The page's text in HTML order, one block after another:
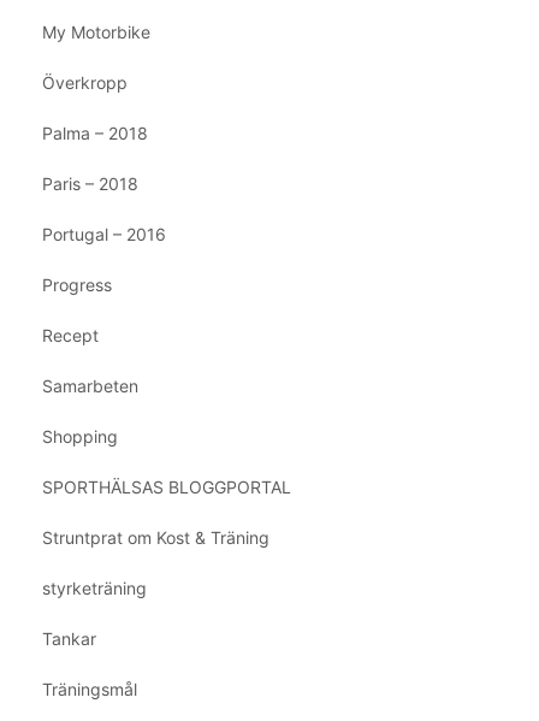
My Motorbike
Överkropp
Palma – 2018
Paris – 2018
Portugal – 2016
Progress
Recept
Samarbeten
Shopping
SPORTHÄLSAS BLOGGPORTAL
Struntprat om Kost & Träning
styrketräning
Tankar
Träningsmål